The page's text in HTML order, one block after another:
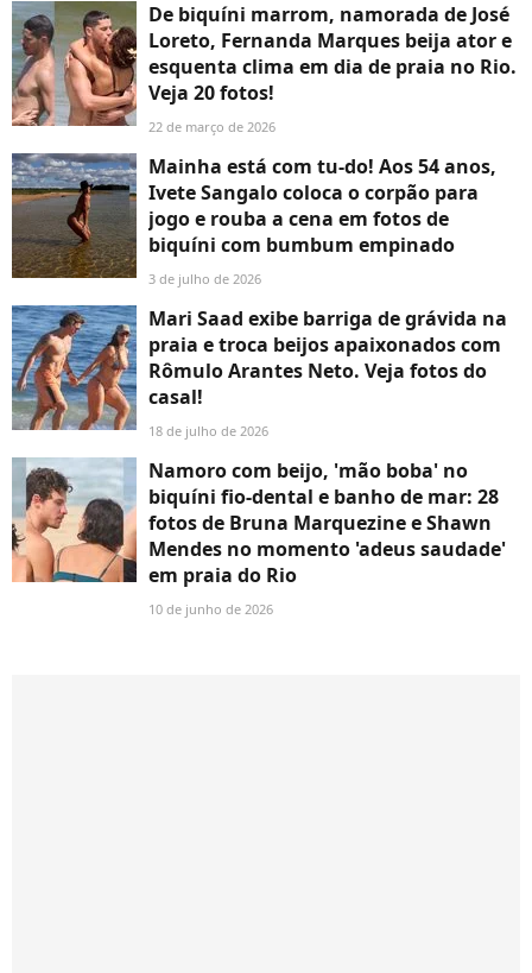
De biquíni marrom, namorada de José
Loreto, Fernanda Marques beija ator e
esquenta clima em dia de praia no Rio.
Veja 20 fotos!
22 de março de 2026
Mainha está com tu-do! Aos 54 anos,
Ivete Sangalo coloca o corpão para
jogo e rouba a cena em fotos de
biquíni com bumbum empinado
3 de julho de 2026
Mari Saad exibe barriga de grávida na
praia e troca beijos apaixonados com
Rômulo Arantes Neto. Veja fotos do
casal!
18 de julho de 2026
Namoro com beijo, 'mão boba' no
biquíni fio-dental e banho de mar: 28
fotos de Bruna Marquezine e Shawn
Mendes no momento 'adeus saudade'
em praia do Rio
10 de junho de 2026